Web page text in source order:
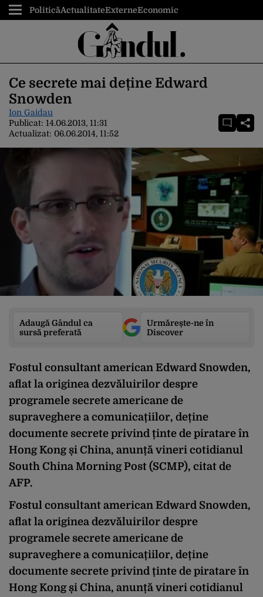
PoliticăActualitateExterneEconomic
Ce secrete mai deține Edward
Snowden
Ion Gaidau
Publicat: 14.06.2013, 11:31
Actualizat: 06.06.2014, 11:52
Adaugă Gândul ca
sursă preferată
Urmărește-ne în
Discover
Fostul consultant american Edward Snowden,
aflat la originea dezvăluirilor despre
programele secrete americane de
supraveghere a comunicațiilor, deține
documente secrete privind ținte de piratare în
Hong Kong și China, anunță vineri cotidianul
South China Morning Post (SCMP), citat de
AFP.
Fostul consultant american Edward Snowden,
aflat la originea dezvăluirilor despre
programele secrete americane de
supraveghere a comunicațiilor, deține
documente secrete privind ținte de piratare în
Hong Kong și China, anunță vineri cotidianul